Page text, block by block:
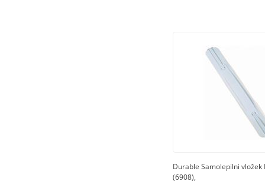
Durable Samolepilni vložek
(6908),